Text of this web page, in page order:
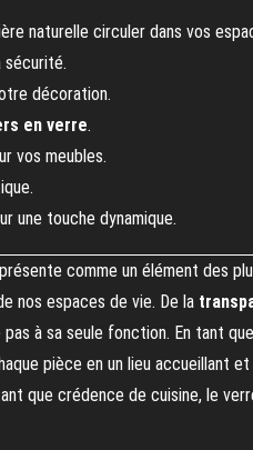
naturelle circuler dans vos
sécurité.
décoration.
en verre.
vos meubles.
une touche dynamique.
comme un élément des
nos espaces de vie. De la
à sa seule fonction. En tant que
pièce en un lieu accueillant et
que crédence de cuisine, le